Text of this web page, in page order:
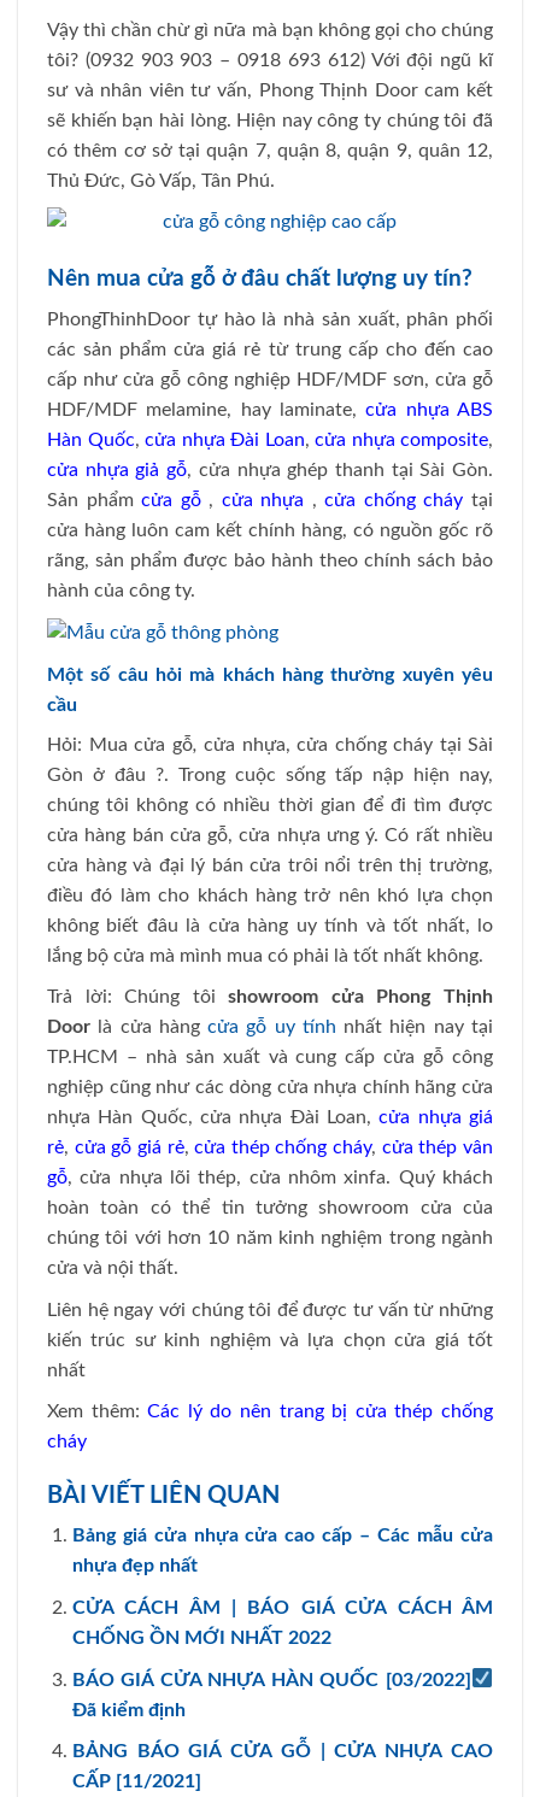
Vậy thì chần chừ gì nữa mà bạn không gọi cho chúng
tôi? (0932 903 903 – 0918 693 612) Với đội ngũ kĩ
sư và nhân viên tư vấn, Phong Thịnh Door cam kết
sẽ khiến bạn hài lòng. Hiện nay công ty chúng tôi đã
có thêm cơ sở tại quận 7, quận 8, quận 9, quân 12,
Thủ Đức, Gò Vấp, Tân Phú.
Nên mua cửa gỗ ở đâu chất lượng uy tín?
PhongThinhDoor tự hào là nhà sản xuất, phân phối
các sản phẩm cửa giá rẻ từ trung cấp cho đến cao
cấp như cửa gỗ công nghiệp HDF/MDF sơn, cửa gỗ
HDF/MDF melamine, hay laminate,cửa nhựa ABS
Hàn Quốc, cửa nhựa Đài Loan, cửa nhựa composite,
cửa nhựa giả gỗ, cửa nhựa ghép thanh tại Sài Gòn.
Sản phẩmcửa gỗ, cửa nhựa ,cửa chống cháy tại
cửa hàng luôn cam kết chính hàng, có nguồn gốc rõ
rãng, sản phẩm được bảo hành theo chính sách bảo
hành của công ty.
Một số câu hỏi mà khách hàng thường xuyên yêu
cầu
Hỏi: Mua cửa gỗ, cửa nhựa, cửa chống cháy tại Sài
Gòn ở đâu ?. Trong cuộc sống tấp nập hiện nay,
chúng tôi không có nhiều thời gian để đi tìm được
cửa hàng bán cửa gỗ, cửa nhựa ưng ý. Có rất nhiều
cửa hàng và đại lý bán cửa trôi nổi trên thị trường,
điều đó làm cho khách hàng trở nên khó lựa chọn
không biết đâu là cửa hàng uy tính và tốt nhất, lo
lắng bộ cửa mà mình mua có phải là tốt nhất không.
Trả lời: Chúng tôishowroom cửa Phong Thịnh
Door là cửa hàngcửa gỗ uy tính nhất hiện nay tại
TP.HCM – nhà sản xuất và cung cấp cửa gỗ công
nghiệp cũng như các dòng cửa nhựa chính hãng cửa
nhựa Hàn Quốc, cửa nhựa Đài Loan,cửa nhựa giá
rẻ, cửa gỗ giá rẻ,cửa thép chống cháy, cửa thép vân
gỗ, cửa nhựa lõi thép, cửa nhôm xinfa. Quý khách
hoàn toàn có thể tin tưởng showroom cửa của
chúng tôi với hơn 10 năm kinh nghiệm trong ngành
cửa và nội thất.
Liên hệ ngay với chúng tôi để được tư vấn từ những
kiến trúc sư kinh nghiệm và lựa chọn cửa giá tốt
nhất
Xem thêm:Các lý do nên trang bị cửa thép chống
cháy
BÀI VIẾT LIÊN QUAN
Bảng giá cửa nhựa cửa cao cấp – Các mẫu cửa
nhựa đẹp nhất
CỬA CÁCH ÂM | BÁO GIÁ CỬA CÁCH ÂM
CHỐNG ỒN MỚI NHẤT 2022
BÁO GIÁ CỬA NHỰA HÀN QUỐC [03/2022]
Đã kiểm định
BẢNG BÁO GIÁ CỬA GỖ | CỬA NHỰA CAO
CẤP [11/2021]